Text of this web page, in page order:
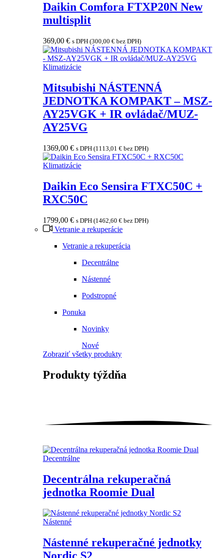
Daikin Comfora FTXP20N New
multisplit
369,00 € s DPH (300,00 € bez DPH)
Klimatizácie
Mitsubishi NÁSTENNÁ
JEDNOTKA KOMPAKT – MSZ-
AY25VGK + IR ovládač/MUZ-
AY25VG
1369,00 € s DPH (1113,01 € bez DPH)
Klimatizácie
Daikin Eco Sensira FTXC50C +
RXC50C
1799,00 € s DPH (1462,60 € bez DPH)
Vetranie a rekuperácie
Vetranie a rekuperácia
Decentrálne
Nástenné
Podstropné
Ponuka
Novinky
Nové
Zobraziť všetky produkty
Produkty týždňa
Decentrálne
Decentrálna rekuperačná
jednotka Roomie Dual
Nástenné
Nástenné rekuperačné jednotky